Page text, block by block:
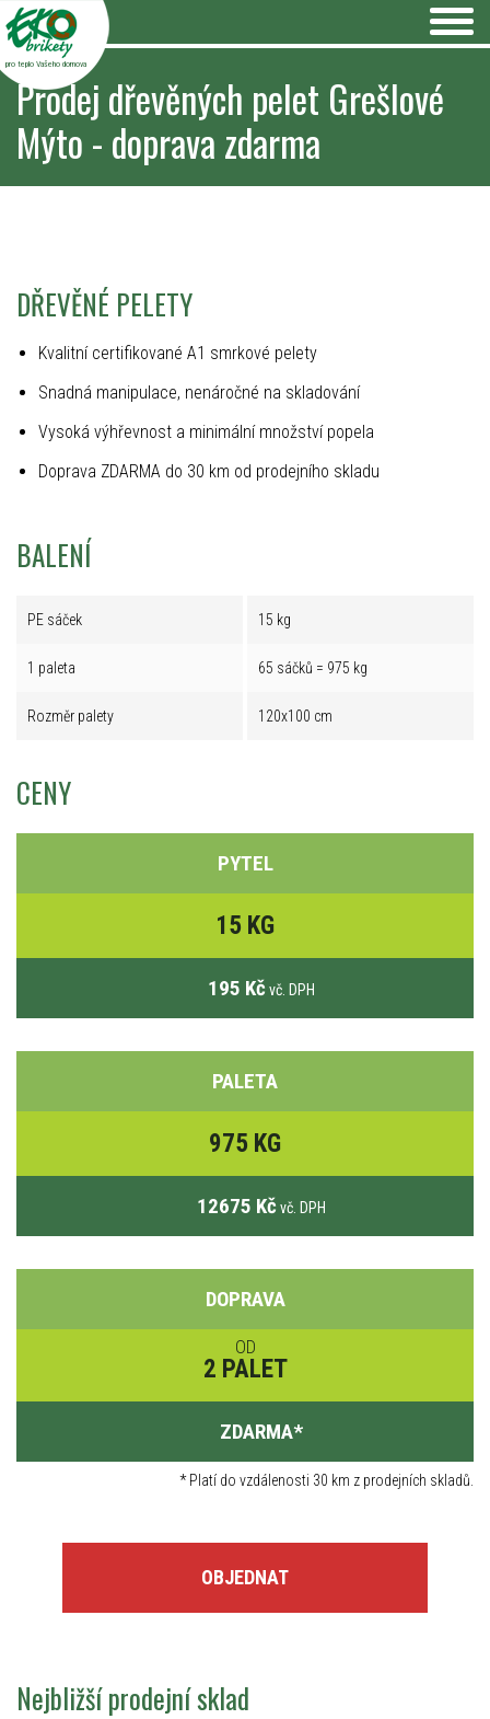
pro teplo Vašeho domova
Prodej dřevěných pelet Grešlové
Mýto - doprava zdarma
DŘEVĚNÉ PELETY
Kvalitní certifikované A1 smrkové pelety
Snadná manipulace, nenáročné na skladování
Vysoká výhřevnost a minimální množství popela
Doprava ZDARMA do 30 km od prodejního skladu
BALENÍ
PE sáček 15 kg
1 paleta 65 sáčků = 975 kg
Rozměr palety 120x100 cm
CENY
PYTEL
15 KG
195 Kč vč. DPH
PALETA
975 KG
12675 Kč vč. DPH
DOPRAVA
OD
2 PALET
ZDARMA*
*Platí do vzdálenosti 30 km z prodejních skladů.
OBJEDNAT
Nejbližší prodejní sklad